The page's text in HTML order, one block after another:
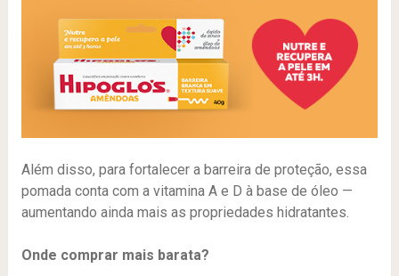
Além disso, para fortalecer a barreira de proteção, essa
pomada conta com a vitamina A e D à base de óleo —
aumentando ainda mais as propriedades hidratantes.
Onde comprar mais barata?